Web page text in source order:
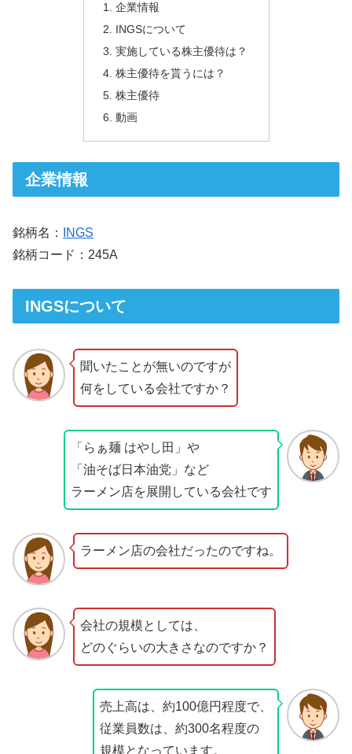
企業情報
INGSについて
実施している株主優待は？
株主優待を貰うには？
株主優待
動画
企業情報
銘柄名：
INGS
銘柄コード：245A
INGSについて
聞いたことが無いのですが
何をしている会社ですか？
「らぁ麺 はやし田」や
「​油そば日本油党」など
ラーメン店を展開している会社です
ラーメン店の会社だったのですね。
会社の規模としては、
どのぐらいの大きさなのですか？
売上高は、約100億円程度で、
従業員数は、約300名程度の
規模となっています。